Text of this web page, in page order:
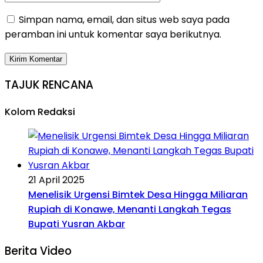
Simpan nama, email, dan situs web saya pada
peramban ini untuk komentar saya berikutnya.
TAJUK RENCANA
Kolom Redaksi
21 April 2025
Menelisik Urgensi Bimtek Desa Hingga Miliaran
Rupiah di Konawe, Menanti Langkah Tegas
Bupati Yusran Akbar
Berita Video